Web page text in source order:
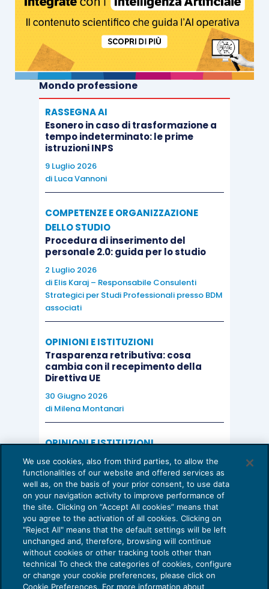
Mondo professione
RASSEGNA AI
Esonero in caso di trasformazione a
tempo indeterminato: le prime
istruzioni INPS
9 Luglio 2026
di Luca Vannoni
COMPETENZE E ORGANIZZAZIONE
DELLO STUDIO
Procedura di inserimento del
personale 2.0: guida per lo studio
2 Luglio 2026
di Elis Karaj – Responsabile Consulenti
Strategici per Studi Professionali presso BDM
associati
OPINIONI E ISTITUZIONI
Trasparenza retributiva: cosa
cambia con il recepimento della
Direttiva UE
30 Giugno 2026
di Milena Montanari
OPINIONI E ISTITUZIONI
Valorizzare il potenziale dello Studio:
una riflessione sul futuro della
consulenza del lavoro
15 Giugno 2026
di Milena Montanari
We use cookies, also from third parties, to allow the
functionalities of our website and offered services as
well as, on the basis of your prior consent, to use data
on your navigation activity to improve performance of
the site. Clicking on “Accept All cookies” means that
you agree to the activation of all cookies. Clicking on
"Reject All" means that the default settings will be left
unchanged and, therefore, browsing will continue
without cookies or other tracking tools other than
technical To check the categories of cookies, configure
or change your cookie preferences, please click on
Cookie Preferences. For more information about